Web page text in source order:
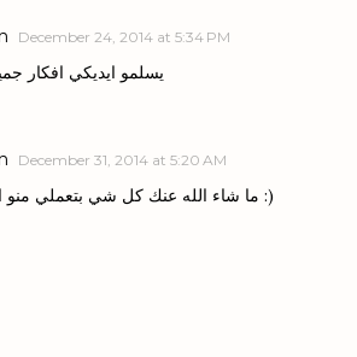
December 24, 2014 at 5:34 PM
يسلمو ايديكي افكار
December 31, 2014 at 5:20 AM
ما شاء الله عنك كل شي بتعملي منو افكار حلوة :)